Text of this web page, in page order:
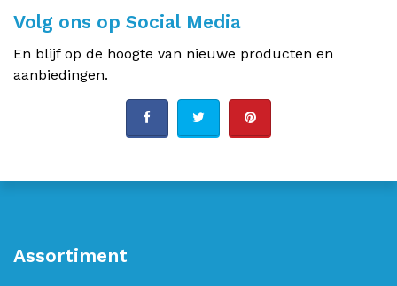
Volg ons op Social Media
En blijf op de hoogte van nieuwe producten en
aanbiedingen.
Assortiment